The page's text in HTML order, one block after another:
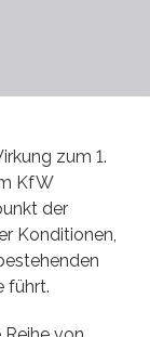
zum 1.
KfW
der
Konditionen,
führt.